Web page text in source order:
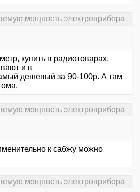
мощность электроприбора
купить в радиотоварах,
и в
дешевый за 90-100р. А там
мощность электроприбора
к сабжу можно
мощность электроприбора